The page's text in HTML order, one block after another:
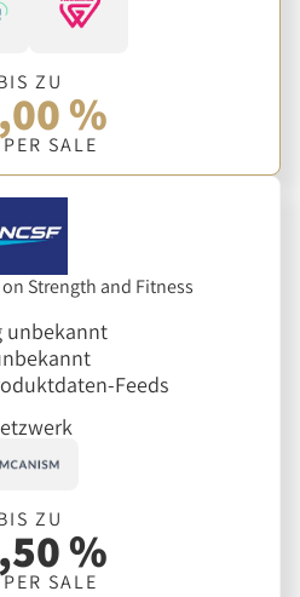
ZU
%
SALE
Strength and Fitness
unbekannt
Feeds
ZU
%
SALE